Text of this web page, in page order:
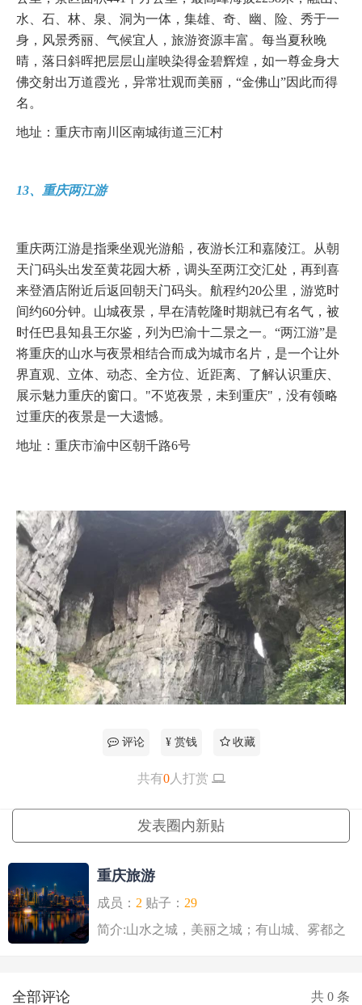
水、石、林、泉、洞为一体，集雄、奇、幽、险、秀于一
身，风景秀丽、气候宜人，旅游资源丰富。每当夏秋晚
晴，落日斜晖把层层山崖映染得金碧辉煌，如一尊金身大
佛交射出万道霞光，异常壮观而美丽，“金佛山”因此而得
名。
地址：重庆市南川区南城街道三汇村
13、重庆两江游
重庆两江游是指乘坐观光游船，夜游长江和嘉陵江。从朝
天门码头出发至黄花园大桥，调头至两江交汇处，再到喜
来登酒店附近后返回朝天门码头。航程约20公里，游览时
间约60分钟。山城夜景，早在清乾隆时期就已有名气，被
时任巴县知县王尔鉴，列为巴渝十二景之一。“两江游”是
将重庆的山水与夜景相结合而成为城市名片，是一个让外
界直观、立体、动态、全方位、近距离、了解认识重庆、
展示魅力重庆的窗口。"不览夜景，未到重庆"，没有领略
过重庆的夜景是一大遗憾。
地址：重庆市渝中区朝千路6号
评论 ¥ 赏钱 收藏
共有0人打赏
发表圈内新贴
重庆旅游
成员： 2 贴子： 29
简介:山水之城，美丽之城；有山城、雾都之
全部评论 共 0 条